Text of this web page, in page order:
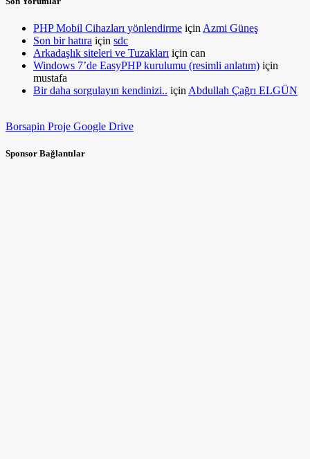
PHP Mobil Cihazları yönlendirme için Azmi Güneş
Son bir hatıra için sdc
Arkadaşlık siteleri ve Tuzakları için can
Windows 7’de EasyPHP kurulumu (resimli anlatım) için
mustafa
Bir daha sorgulayın kendinizi.. için Abdullah Çağrı ELGÜN
Borsapin Proje Google Drive
Sponsor Bağlantılar